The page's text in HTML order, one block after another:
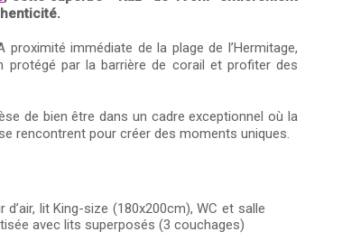
immédiate de la plage de l’Hermitage,
protégé par la barrière de corail et profiter des
de bien être dans un cadre exceptionnel où la
rencontrent pour créer des moments uniques.
lit King-size (180x200cm), WC et salle
avec lits superposés (3 couchages)